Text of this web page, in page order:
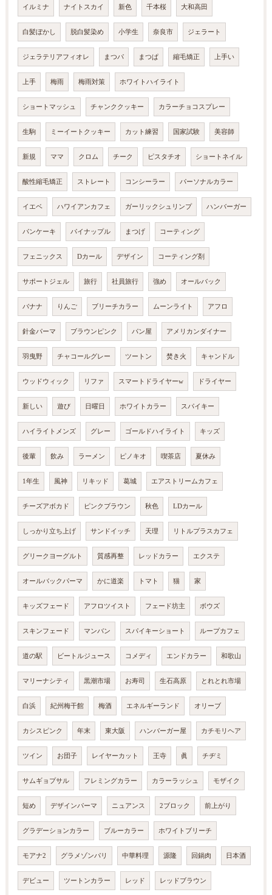
イルミナ ナイトスカイ 新色 千本桜 大和高田
白髪ぼかし 脱白髪染め 小学生 奈良市 ジェラート
ジェラテリアフィオレ まつパ まつぱ 縮毛矯正 上手い
上手 梅雨 梅雨対策 ホワイトハイライト
ショートマッシュ チャンククッキー カラーチョコスプレー
生駒 ミーイートクッキー カット練習 国家試験 美容師
新規 ママ クロム チーク ピスタチオ ショートネイル
酸性縮毛矯正 ストレート コンシーラー パーソナルカラー
イエベ ハワイアンカフェ ガーリックシュリンプ ハンバーガー
パンケーキ パイナップル まつげ コーティング
フェニックス Dカール デザイン コーティング剤
サポートジェル 旅行 社員旅行 強め オールバック
バナナ りんご ブリーチカラー ムーンライト アフロ
針金パーマ ブラウンピンク パン屋 アメリカンダイナー
羽曳野 チャコールグレー ツートン 焚き火 キャンドル
ウッドウィック リファ スマートドライヤーw ドライヤー
新しい 遊び 日曜日 ホワイトカラー スパイキー
ハイライトメンズ グレー ゴールドハイライト キッズ
後輩 飲み ラーメン ピノキオ 喫茶店 夏休み
1年生 風神 リキッド 葛城 エアストリームカフェ
チーズアボカド ピンクブラウン 秋色 LDカール
しっかり立ち上げ サンドイッチ 天理 リトルプラスカフェ
グリークヨーグルト 質感再整 レッドカラー エクステ
オールバックパーマ かに道楽 トマト 猫 家
キッズフェード アフロツイスト フェード坊主 ボウズ
スキンフェード マンバン スパイキーショート ループカフェ
道の駅 ビートルジュース コメディ エンドカラー 和歌山
マリーナシティ 黒潮市場 お寿司 生石高原 とれとれ市場
白浜 紀州梅干館 梅酒 エネルギーランド オリーブ
カシスピンク 年末 東大阪 ハンバーガー屋 カチモリヘア
ツイン お団子 レイヤーカット 王寺 眞 チヂミ
サムギョプサル フレミングカラー カラーラッシュ モザイク
短め デザインパーマ ニュアンス 2ブロック 前上がり
グラデーションカラー ブルーカラー ホワイトブリーチ
モアナ2 グラメゾンパリ 中華料理 源隆 回鍋肉 日本酒
デビュー ツートンカラー レッド レッドブラウン